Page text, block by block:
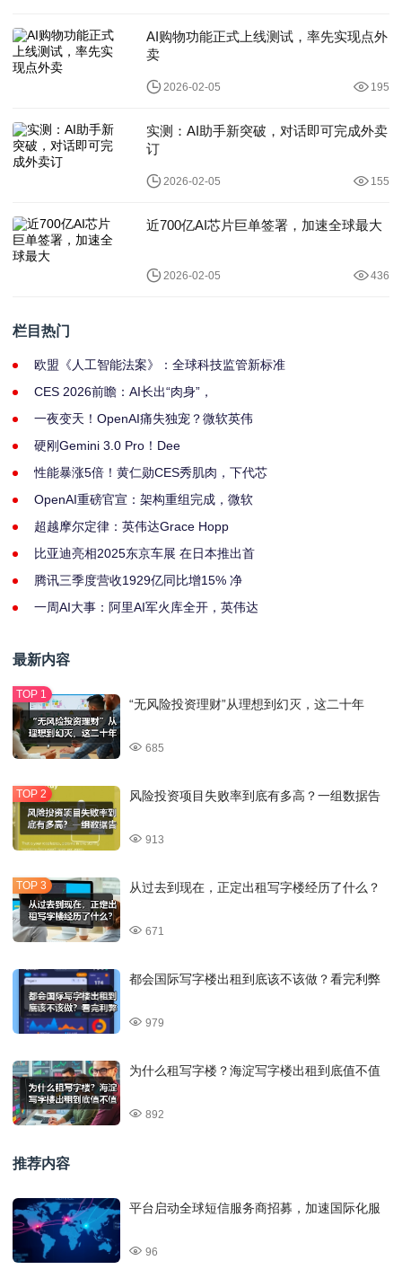
AI购物功能正式上线测试，率先实现点外
卖
2026-02-05 195
实测：AI助手新突破，对话即可完成外卖
订
2026-02-05 155
近700亿AI芯片巨单签署，加速全球最大
2026-02-05 436
栏目热门
欧盟《人工智能法案》：全球科技监管新标准
CES 2026前瞻：AI长出“肉身”，
一夜变天！OpenAI痛失独宠？微软英伟
硬刚Gemini 3.0 Pro！Dee
性能暴涨5倍！黄仁勋CES秀肌肉，下代芯
OpenAI重磅官宣：架构重组完成，微软
超越摩尔定律：英伟达Grace Hopp
比亚迪亮相2025东京车展 在日本推出首
腾讯三季度营收1929亿同比增15% 净
一周AI大事：阿里AI军火库全开，英伟达
最新内容
“无风险投资理财”从理想到幻灭，这二十年
685
风险投资项目失败率到底有多高？一组数据告
913
从过去到现在，正定出租写字楼经历了什么？
671
都会国际写字楼出租到底该不该做？看完利弊
979
为什么租写字楼？海淀写字楼出租到底值不值
892
推荐内容
平台启动全球短信服务商招募，加速国际化服
96